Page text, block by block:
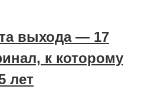
выхода — 17
к которому
лет